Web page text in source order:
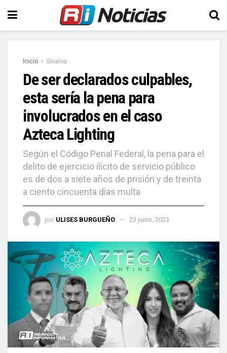
Inicio Sinaloa
De ser declarados culpables,
esta sería la pena para
involucrados en el caso
Azteca Lighting
Según el Código Penal Federal, la pena para el
delito de ejercicio ilícito de servicio público
es de dos a siete años de prisión y de treinta
a ciento cincuenta días multa
por ULISES BURGUEÑO 23 junio, 2023